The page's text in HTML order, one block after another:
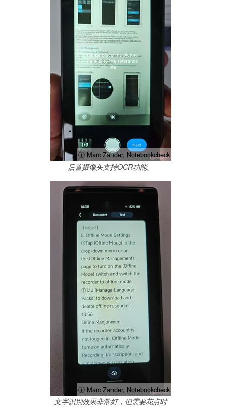
ⓘ Marc Zander, Notebookcheck
后置摄像头支持OCR功能。
ⓘ Marc Zander, Notebookcheck
文字识别效果非常好，但需要花点时